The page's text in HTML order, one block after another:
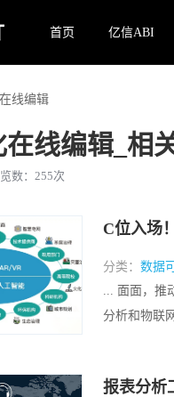
首页 亿信ABI
线编辑
在线编辑_相
数： 255次
C位入场
分类： 数据
... 面面，推
分析和物联
报表分析